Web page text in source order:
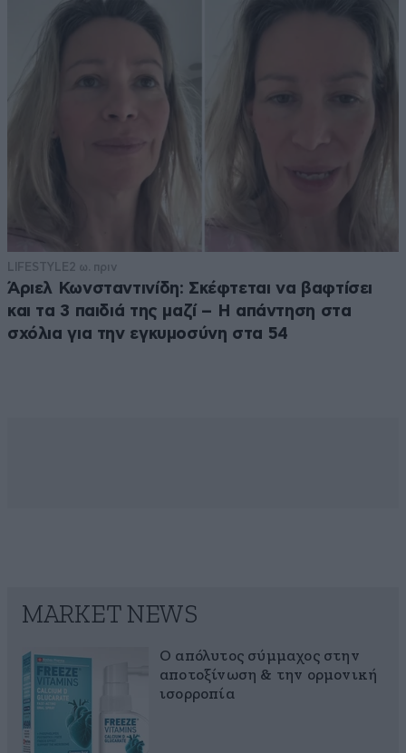
LIFESTYLE2 ω. πριν
Άριελ Κωνσταντινίδη: Σκέφτεται να βαφτίσει
και τα 3 παιδιά της μαζί – Η απάντηση στα
σχόλια για την εγκυμοσύνη στα 54
MARKET NEWS
Ο απόλυτος σύμμαχος στην
αποτοξίνωση & την ορμονική
ισορροπία